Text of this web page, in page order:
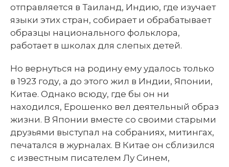
отправляется в Таиланд, Индию, где изучает
языки этих стран, собирает и обрабатывает
образцы национального фольклора,
работает в школах для слепых детей.
Но вернуться на родину ему удалось только
в 1923 году, а до этого жил в Индии, Японии,
Китае. Однако всюду, где бы он ни
находился, Ерошенко вел деятельный образ
жизни. В Японии вместе со своими старыми
друзьями выступал на собраниях, митингах,
печатался в журналах. В Китае он сблизился
с известным писателем Лу Синем,